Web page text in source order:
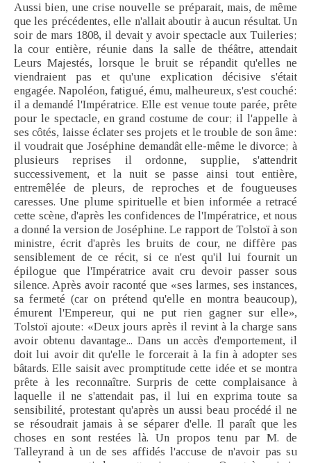
Aussi bien, une crise nouvelle se préparait, mais, de même
que les précédentes, elle n'allait aboutir à aucun résultat. Un
soir de mars 1808, il devait y avoir spectacle aux Tuileries;
la cour entière, réunie dans la salle de théâtre, attendait
Leurs Majestés, lorsque le bruit se répandit qu'elles ne
viendraient pas et qu'une explication décisive s'était
engagée. Napoléon, fatigué, ému, malheureux, s'est couché:
il a demandé l'Impératrice. Elle est venue toute parée, prête
pour le spectacle, en grand costume de cour; il l'appelle à
ses côtés, laisse éclater ses projets et le trouble de son âme:
il voudrait que Joséphine demandât elle-même le divorce; à
plusieurs reprises il ordonne, supplie, s'attendrit
successivement, et la nuit se passe ainsi tout entière,
entremêlée de pleurs, de reproches et de fougueuses
caresses. Une plume spirituelle et bien informée a retracé
cette scène, d'après les confidences de l'Impératrice, et nous
a donné la version de Joséphine. Le rapport de Tolstoï à son
ministre, écrit d'après les bruits de cour, ne diffère pas
sensiblement de ce récit, si ce n'est qu'il lui fournit un
épilogue que l'Impératrice avait cru devoir passer sous
silence. Après avoir raconté que «ses larmes, ses instances,
sa fermeté (car on prétend qu'elle en montra beaucoup),
émurent l'Empereur, qui ne put rien gagner sur elle»,
Tolstoï ajoute: «Deux jours après il revint à la charge sans
avoir obtenu davantage... Dans un accès d'emportement, il
doit lui avoir dit qu'elle le forcerait à la fin à adopter ses
bâtards. Elle saisit avec promptitude cette idée et se montra
prête à les reconnaître. Surpris de cette complaisance à
laquelle il ne s'attendait pas, il lui en exprima toute sa
sensibilité, protestant qu'après un aussi beau procédé il ne
se résoudrait jamais à se séparer d'elle. Il paraît que les
choses en sont restées là. Un propos tenu par M. de
Talleyrand à un de ses affidés l'accuse de n'avoir pas su